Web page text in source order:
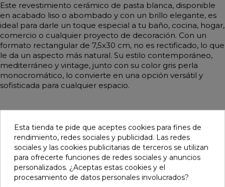
Este revestimiento cerámico de pasta blanca, disponible
en acabado liso o abombado y con un brillo elegante, es
ideal para darle un toque especial a tu baño, cocina, hogar,
comercio o cualquier proyecto de decoración. Con un
formato rectangular de 7,5x30 cm, no es rectificado, lo que
le da un aspecto más natural. Su estilo contemporáneo,
mediterráneo y vintage, junto con su color gris perla
monocromático, lo convierte en una opción versátil y
sofisticada para cualquier espacio.
Pensamos que te puede interesar
favorite favorite favorite
Esta tienda te pide que aceptes cookies para fines de
rendimiento, redes sociales y publicidad. Las redes
sociales y las cookies publicitarias de terceros se utilizan
para ofrecerte funciones de redes sociales y anuncios
personalizados. ¿Aceptas estas cookies y el
procesamiento de datos personales involucrados?